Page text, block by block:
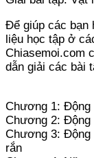
Để giúp các bạn
liệu học tập ở
Chiasemoi.com
dẫn giải các bài
Chương 1: Động
Chương 2: Động
Chương 3:
rắn